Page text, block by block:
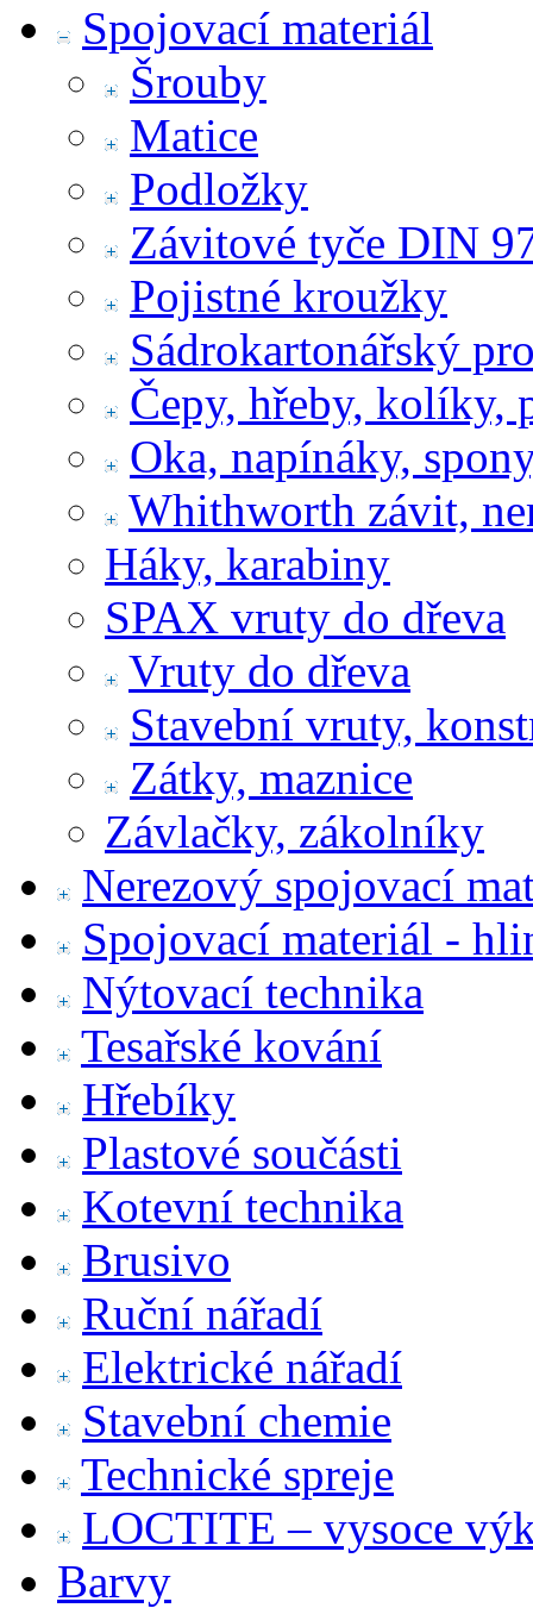
Spojovací materiál
Šrouby
Matice
Podložky
Závitové tyče DIN
Pojistné kroužky
Sádrokartonářský
Čepy, hřeby, kolíky,
Oka, napínáky,
Whithworth závit,
Háky, karabiny
SPAX vruty do dřeva
Vruty do dřeva
Stavební vruty,
Zátky, maznice
Závlačky, zákolníky
Nerezový spojovací
Spojovací materiál -
Nýtovací technika
Tesařské kování
Hřebíky
Plastové součásti
Kotevní technika
Brusivo
Ruční nářadí
Elektrické nářadí
Stavební chemie
Technické spreje
LOCTITE – vysoce
Barvy